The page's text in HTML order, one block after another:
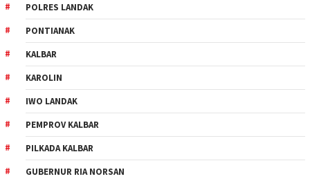
POLRES LANDAK
PONTIANAK
KALBAR
KAROLIN
IWO LANDAK
PEMPROV KALBAR
PILKADA KALBAR
GUBERNUR RIA NORSAN